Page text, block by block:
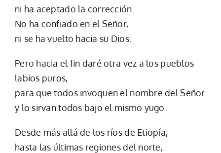
ni ha aceptado la corrección.
No ha confiado en el Señor,
ni se ha vuelto hacia su Dios.
Pero hacia el fin daré otra vez a los pueblos
labios puros,
para que todos invoquen el nombre del Señor
y lo sirvan todos bajo el mismo yugo.
Desde más allá de los ríos de Etiopía,
hasta las últimas regiones del norte,